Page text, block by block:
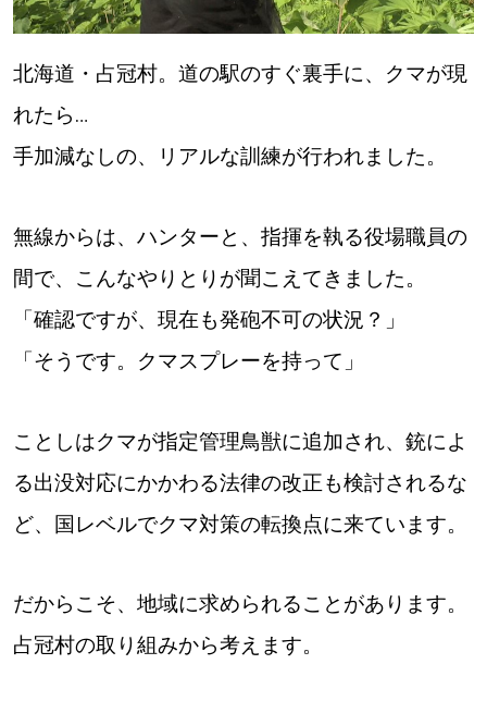
北海道で暮らす、あなたとつくる、
運営会社 広告掲載
情報提供・お問い合わせ 利用規約
【道央のお気に入りを見つけたい】
【道北のお気に入りを見つけたい】
北海道・占冠村。道の駅のすぐ裏手に、クマが現
れたら…
手加減なしの、リアルな訓練が行われました。
無線からは、ハンターと、指揮を執る役場職員の
間で、こんなやりとりが聞こえてきました。
「確認ですが、現在も発砲不可の状況？」
「そうです。クマスプレーを持って」
ことしはクマが指定管理鳥獣に追加され、銃によ
る出没対応にかかわる法律の改正も検討されるな
ど、国レベルでクマ対策の転換点に来ています。
だからこそ、地域に求められることがあります。
占冠村の取り組みから考えます。